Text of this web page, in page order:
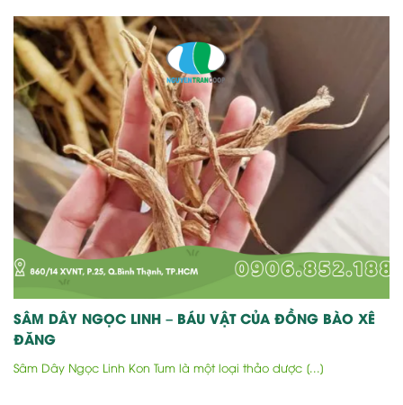
SÂM DÂY NGỌC LINH – BÁU VẬT CỦA ĐỒNG BÀO XÊ
ĐĂNG
Sâm Dây Ngọc Linh Kon Tum là một loại thảo dược [...]